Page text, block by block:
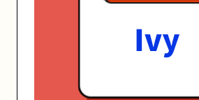
亮点: IVY老师 2学期ECON7002带课经验